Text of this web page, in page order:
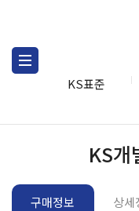
KS표준
KS개
구매정보 상세